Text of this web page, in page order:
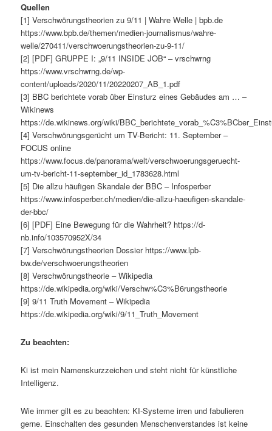
Quellen
[1] Verschwörungstheorien zu 9/11 | Wahre Welle | bpb.de
https://www.bpb.de/themen/medien-journalismus/wahre-
welle/270411/verschwoerungstheorien-zu-9-11/
[2] [PDF] GRUPPE I: „9/11 INSIDE JOB“ – vrschwrng
https://www.vrschwrng.de/wp-
content/uploads/2020/11/20220207_AB_1.pdf
[3] BBC berichtete vorab über Einsturz eines Gebäudes am … –
Wikinews
https://de.wikinews.org/wiki/
[4] Verschwörungsgerücht um TV-Bericht: 11. September –
FOCUS online
https://www.focus.de/panorama/welt/verschwoerungsgeruecht-
um-tv-bericht-11-september_id_1783628.html
[5] Die allzu häufigen Skandale der BBC – Infosperber
https://www.infosperber.ch/medien/die-allzu-haeufigen-skandale-
der-bbc/
[6] [PDF] Eine Bewegung für die Wahrheit? https://d-
nb.info/103570952X/34
[7] Verschwörungstheorien Dossier https://www.lpb-
bw.de/verschwoerungstheorien
[8] Verschwörungstheorie – Wikipedia
https://de.wikipedia.org/wiki/Verschw%C3%B6rungstheorie
[9] 9/11 Truth Movement – Wikipedia
https://de.wikipedia.org/wiki/9/11_Truth_Movement
Zu beachten:
Ki ist mein Namenskurzzeichen und steht nicht für künstliche
Intelligenz.
Wie immer gilt es zu beachten: KI-Systeme irren und fabulieren
gerne. Einschalten des gesunden Menschenverstandes ist keine